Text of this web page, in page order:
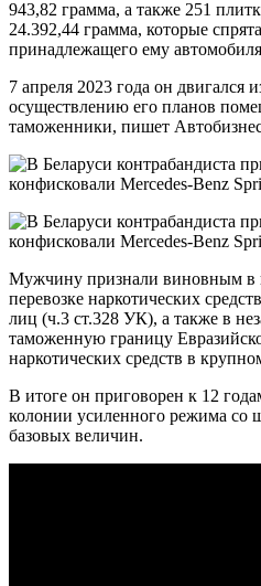
943,82 грамма, а также 251
24.392,44 грамма, которые
принадлежащего ему
7 апреля 2023 года он двигался
осуществлению его планов
таможенники, пишет
Мужчину признали виновным в
перевозке наркотических
лиц (ч.3 ст.328 УК), а также в
таможенную границу
наркотических средств в
В итоге он приговорен к 12
колонии усиленного режима со
базовых величин.